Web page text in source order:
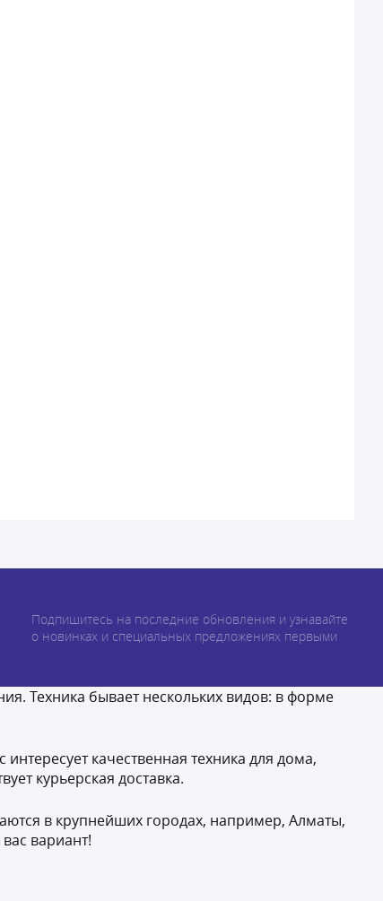
Подпишитесь на последние обновления и узнавайте
о новинках и специальных предложениях первыми
Техника бывает нескольких видов: в форме
качественная техника для дома,
курьерская доставка.
в крупнейших городах, например, Алматы,
вариант!